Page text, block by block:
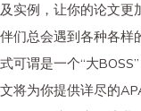
及实例，让你的论文更
伴们总会遇到各种各样
式可谓是一个“大
文将为你提供详尽的